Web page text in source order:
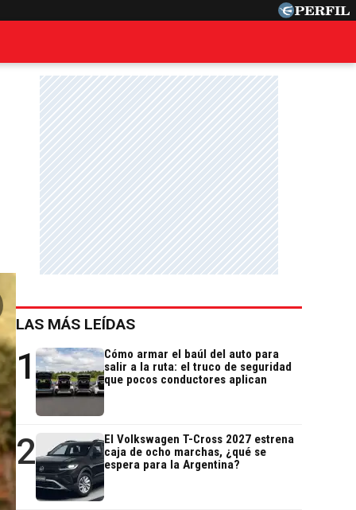
LAS MÁS LEÍDAS
1
Cómo armar el baúl del auto para
salir a la ruta: el truco de seguridad
que pocos conductores aplican
2
El Volkswagen T-Cross 2027 estrena
caja de ocho marchas, ¿qué se
espera para la Argentina?